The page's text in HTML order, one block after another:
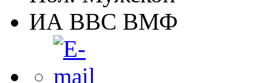
ИА ВВС ВМФ